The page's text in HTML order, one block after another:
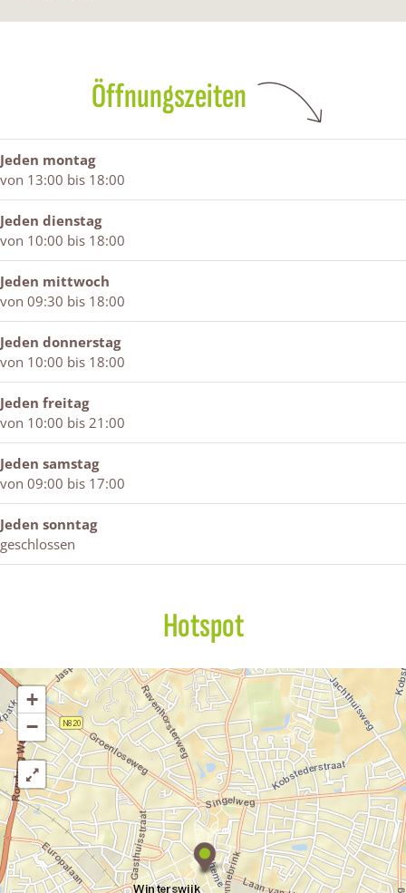
A
r
tr
t
A
t
e
A
r
Öffnungszeiten
Jeden montag
von 13:00 bis 18:00
Jeden dienstag
von 10:00 bis 18:00
Jeden mittwoch
von 09:30 bis 18:00
Jeden donnerstag
von 10:00 bis 18:00
Jeden freitag
von 10:00 bis 21:00
Jeden samstag
von 09:00 bis 17:00
Jeden sonntag
geschlossen
Hotspot
S
t
a
+
−